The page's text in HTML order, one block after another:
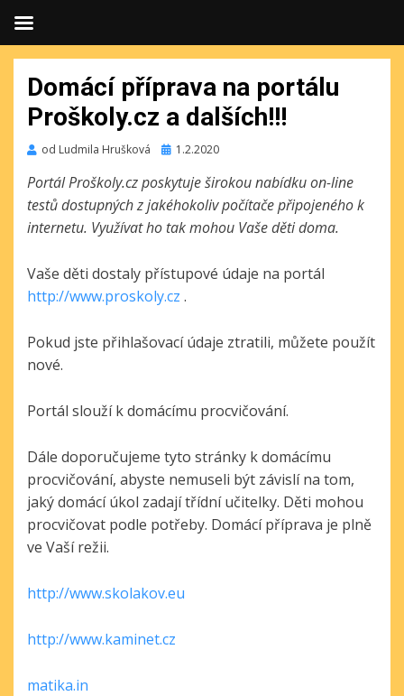
Domácí příprava na portálu
Proškoly.cz a dalších!!!
od Ludmila Hrušková Publikováno
1.2.2020
Portál Proškoly.cz poskytuje širokou nabídku on-line
testů dostupných z jakéhokoliv počítače připojeného k
internetu. Využívat ho tak mohou Vaše děti doma.
Vaše děti dostaly přístupové údaje na portál
http://www.proskoly.cz .
Pokud jste přihlašovací údaje ztratili, můžete použít
nové.
Portál slouží k domácímu procvičování.
Dále doporučujeme tyto stránky k domácímu
procvičování, abyste nemuseli být závislí na tom,
jaký domácí úkol zadají třídní učitelky. Děti mohou
procvičovat podle potřeby. Domácí příprava je plně
ve Vaší režii.
http://www.skolakov.eu
http://www.kaminet.cz
matika.in